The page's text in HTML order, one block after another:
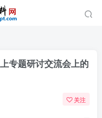
专题研讨交流会上的
关注